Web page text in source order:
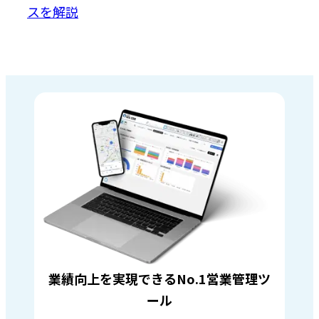
スを解説
業績向上を実現できるNo.1営業管理ツ
ール